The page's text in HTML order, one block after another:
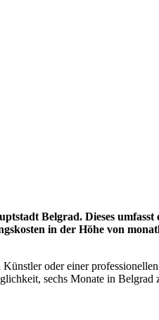
Belgrad. Dieses
in der Höhe von
oder einer
sechs Monate in Belgrad